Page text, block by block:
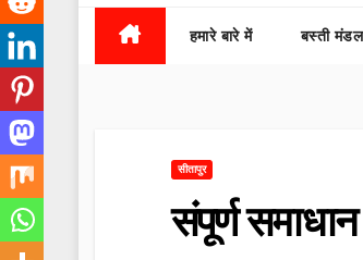
हमारे बारे में बस्ती मंडल
सीतापुर
संपूर्ण